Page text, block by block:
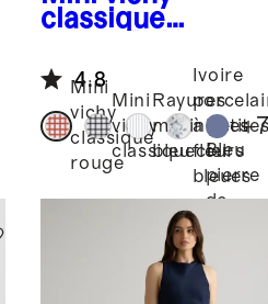
classique
trapèze sans
manches 100 %
lin européen
4.8
Mini
vichy
classique
rouge
Mini
vichy
classique
Rayures
marinières
bleu ciel
Ivoire
à
fleurs
bleues
Bleu
pierre
de
+